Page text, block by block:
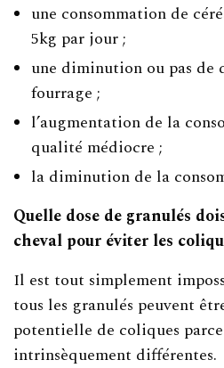
une consommation de
5kg par jour ;
une diminution ou pas
fourrage ;
l’augmentation de la
qualité médiocre ;
la diminution de la
Quelle dose de granulés
cheval pour éviter les
Il est tout simplement
tous les granulés peuvent
potentielle de coliques
intrinsèquement différentes.